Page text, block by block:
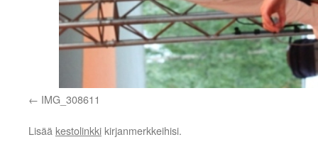
IMG_308611
Lisää kestolinkki kirjanmerkkeihisi.